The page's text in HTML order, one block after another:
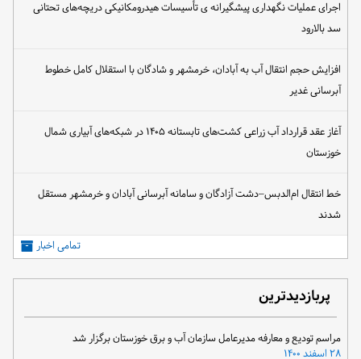
اجرای عملیات نگهداری پیشگیرانه ی تأسیسات هیدرومکانیکی دریچه‌های تحتانی
سد بالارود
افزایش حجم انتقال آب به آبادان، خرمشهر و شادگان با استقلال کامل خطوط
آبرسانی غدیر
آغاز عقد قرارداد آب زراعی کشت‌های تابستانه ۱۴۰۵ در شبکه‌های آبیاری شمال
خوزستان
خط انتقال ام‌الدبس–دشت آزادگان و سامانه آبرسانی آبادان و خرمشهر مستقل
شدند
تمامی اخبار
پربازدیدترین
مراسم تودیع و معارفه مدیرعامل سازمان آب و برق خوزستان برگزار شد